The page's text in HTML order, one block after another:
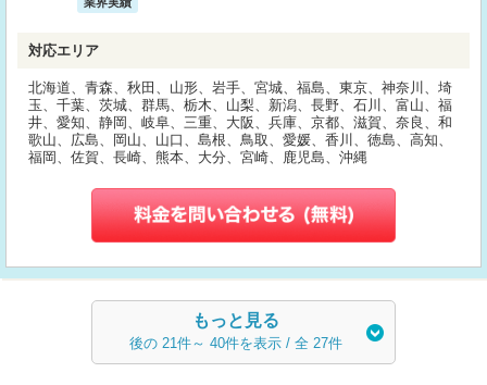
対応エリア
北海道、青森、秋田、山形、岩手、宮城、福島、東京、神奈川、埼
玉、千葉、茨城、群馬、栃木、山梨、新潟、長野、石川、富山、福
井、愛知、静岡、岐阜、三重、大阪、兵庫、京都、滋賀、奈良、和
歌山、広島、岡山、山口、島根、鳥取、愛媛、香川、徳島、高知、
福岡、佐賀、長崎、熊本、大分、宮崎、鹿児島、沖縄
もっと見る
後の 21件～ 40件を表示 / 全 27件